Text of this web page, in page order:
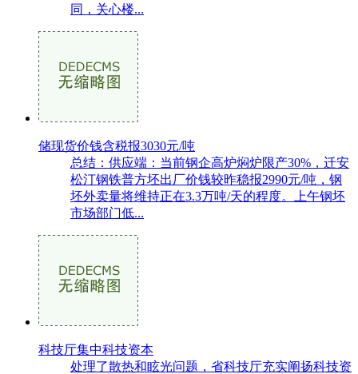
同，关心楼...
储现货价钱含税报3030元/吨
总结：供应端：当前钢企高炉焖炉限产30%，迁安
松汀钢铁普方坯出厂价钱较昨稳报2990元/吨，钢
坯外卖量将维持正在3.3万吨/天的程度。上午钢坯
市场部门低...
科技厅集中科技资本
处理了散热和眩光问题，省科技厅充实阐扬科技资